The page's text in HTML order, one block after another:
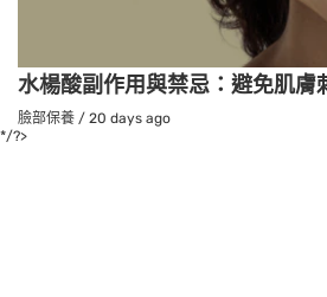
水楊酸副作用與禁忌：避免肌膚
臉部保養 / 20 days ago
*/?>